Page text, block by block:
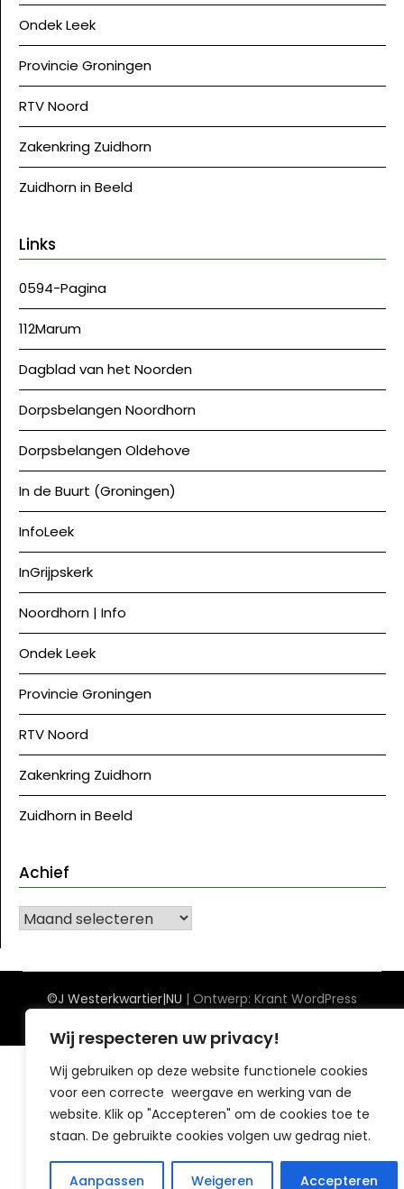
Wij respecteren uw privacy!
Wij gebruiken op deze website functionele cookies
voor een correcte weergave en werking van de
website. Klik op "Accepteren" om de cookies toe te
staan. De gebruikte cookies volgen uw gedrag niet.
Aanpassen Weigeren Accepteren
Ondek Leek
Provincie Groningen
RTV Noord
Zakenkring Zuidhorn
Zuidhorn in Beeld
Links
0594-Pagina
112Marum
Dagblad van het Noorden
Dorpsbelangen Noordhorn
Dorpsbelangen Oldehove
In de Buurt (Groningen)
InfoLeek
InGrijpskerk
Noordhorn | Info
Ondek Leek
Provincie Groningen
RTV Noord
Zakenkring Zuidhorn
Zuidhorn in Beeld
Achief
Achief
©J Westerkwartier|NU | Ontwerp: Krant WordPress